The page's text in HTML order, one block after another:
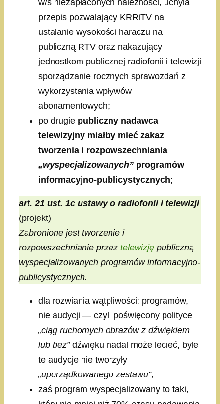
w/s niezapłaconych należności, uchyla
przepis pozwalający KRRiTV na
ustalanie wysokości haraczu na
publiczną RTV oraz nakazujący
jednostkom publicznej radiofonii i telewizji
sporządzanie rocznych sprawozdań z
wykorzystania wpływów
abonamentowych;
po drugie publiczny nadawca
telewizyjny miałby mieć zakaz
tworzenia i rozpowszechniania
„wyspecjalizowanych” programów
informacyjno-publicystycznych;
art. 21 ust. 1c ustawy o radiofonii i telewizji
(projekt)
Zabronione jest tworzenie i
rozpowszechnianie przez telewizję publiczną
wyspecjalizowanych programów informacyjno-
publicystycznych.
dla rozwiania wątpliwości: programów,
nie audycji — czyli poświęcony polityce
„ciąg ruchomych obrazów z dźwiękiem
lub bez”dźwięku nadal może lecieć, byle
te audycje nie tworzyły
„uporządkowanego zestawu”;
zaś program wyspecjalizowany to taki,